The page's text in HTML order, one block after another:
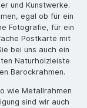
und Kunstwerke.
egal ob für ein
Fotografie, für ein
Postkarte mit
bei uns auch ein
Naturholzleiste
Barockrahmen.
wie Metallrahmen
sind wir auch